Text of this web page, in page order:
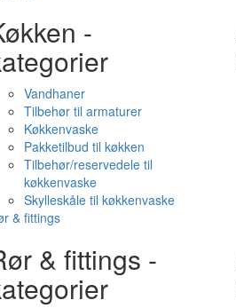
-
Vandhaner
Tilbehør til armaturer
Køkkenvaske
Pakketilbud til køkken
Tilbehør/reservedele til
køkkenvaske
Skylleskåle til køkkenvaske
& fittings
& fittings -